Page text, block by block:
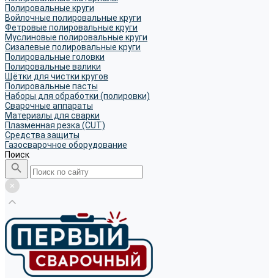
Полировальные круги
Войлочные полировальные круги
Фетровые полировальные круги
Муслиновые полировальные круги
Cизалевые полировальные круги
Полировальные головки
Полировальные валики
Щётки для чистки кругов
Полировальные пасты
Наборы для обработки (полировки)
Сварочные аппараты
Материалы для сварки
Плазменная резка (CUT)
Средства защиты
Газосварочное оборудование
Поиск